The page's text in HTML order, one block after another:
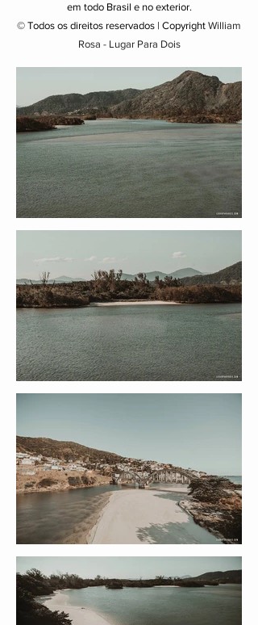
em todo Brasil e no exterior.
© Todos os direitos reservados | Copyright William
Rosa - Lugar Para Dois